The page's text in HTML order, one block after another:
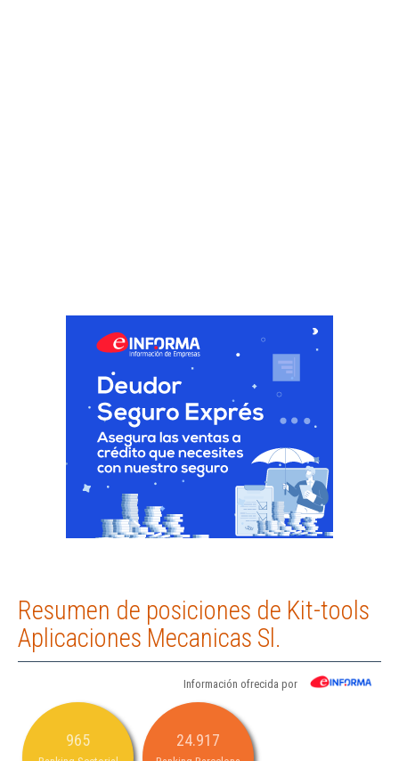
Resumen de posiciones de Kit-tools
Aplicaciones Mecanicas Sl.
Información ofrecida por
965 24.917